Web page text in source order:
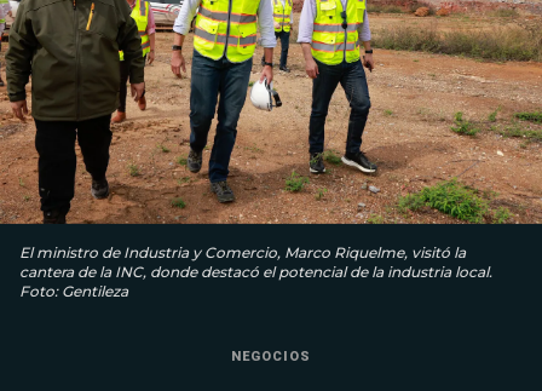
El ministro de Industria y Comercio, Marco Riquelme, visitó la
cantera de la INC, donde destacó el potencial de la industria local.
Foto: Gentileza
NEGOCIOS